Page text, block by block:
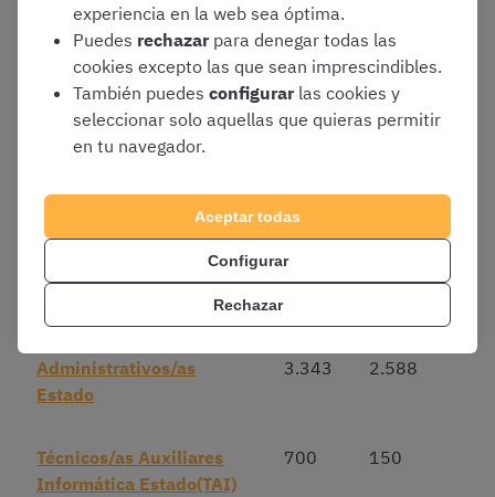
Administradores Civiles
Estado
Cuerpo Superior Sistemas
y Tecn. Información
289 50
Gestión de la Adm. Civil
1.200 1.200
Gestión de Sistemas e
informática del Estado
280 200
Administrativos/as
Estado
3.343 2.588
Técnicos/as Auxiliares
Informática Estado(TAI)
700 150
experiencia en la web sea óptima.
Puedes rechazar para denegar todas las
cookies excepto las que sean imprescindibles.
También puedes configurar las cookies y
seleccionar solo aquellas que quieras permitir
en tu navegador.
Aceptar todas
Configurar
Rechazar